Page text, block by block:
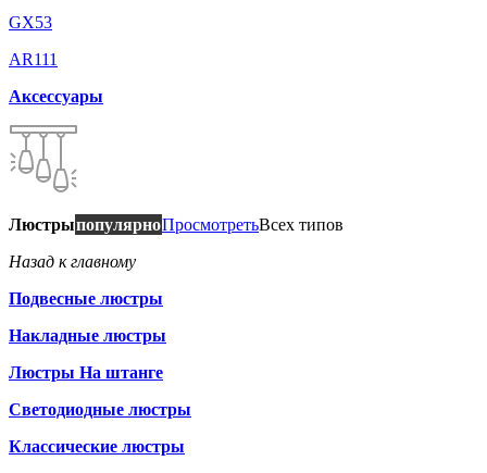
GX53
AR111
Аксессуары
ЛюстрыпопулярноПросмотретьВсех типов
Назад к главному
Подвесные люстры
Накладные люстры
Люстры На штанге
Светодиодные люстры
Классические люстры